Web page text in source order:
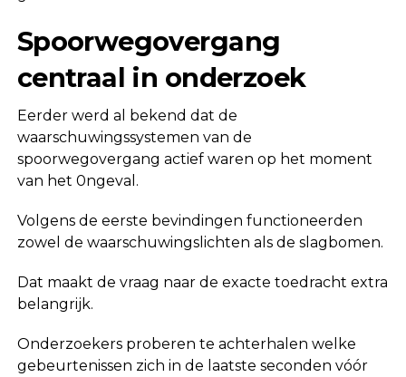
Spoorwegovergang
centraal in onderzoek
Eerder werd al bekend dat de
waarschuwingssystemen van de
spoorwegovergang actief waren op het moment
van het 0ngeval.
Volgens de eerste bevindingen functioneerden
zowel de waarschuwingslichten als de slagbomen.
Dat maakt de vraag naar de exacte toedracht extra
belangrijk.
Onderzoekers proberen te achterhalen welke
gebeurtenissen zich in de laatste seconden vóór